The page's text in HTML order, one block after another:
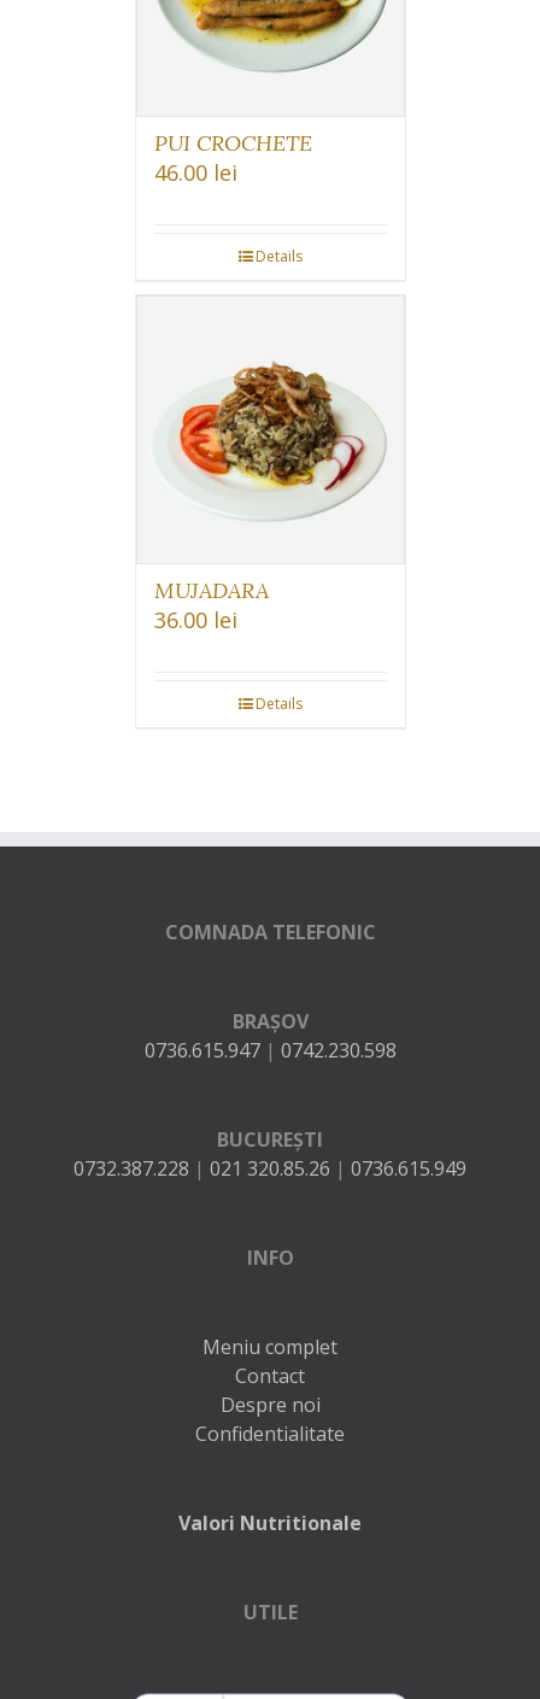
PUI CROCHETE
46.00 lei
Details
MUJADARA
36.00 lei
Details
COMNADA TELEFONIC
BRAȘOV
0736.615.947| 0742.230.598
BUCUREȘTI
0732.387.228 | 021 320.85.26 | 0736.615.949
INFO
Meniu complet
Contact
Despre noi
Confidentialitate
Valori Nutritionale
UTILE